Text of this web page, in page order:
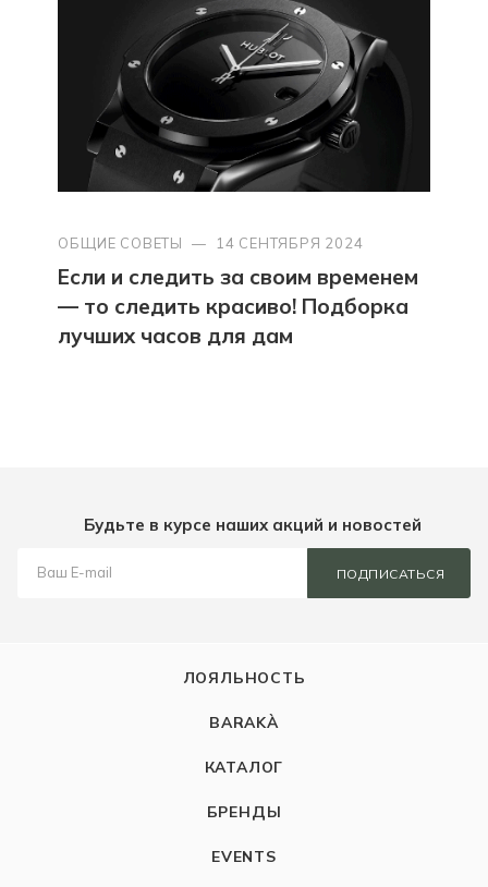
ОБЩИЕ СОВЕТЫ — 14 СЕНТЯБРЯ 2024
Если и следить за своим временем
— то следить красиво! Подборка
лучших часов для дам
Будьте в курсе наших акций и новостей
ПОДПИСАТЬСЯ
ЛОЯЛЬНОСТЬ
BARAKÀ
КАТАЛОГ
БРЕНДЫ
EVENTS